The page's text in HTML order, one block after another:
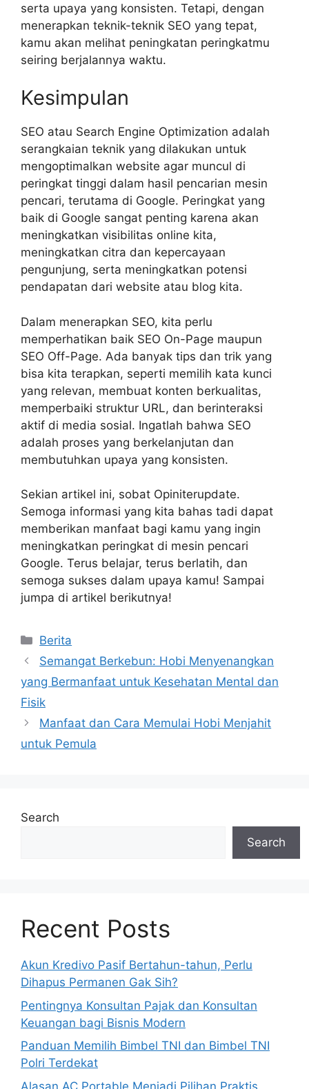
serta upaya yang konsisten. Tetapi, dengan
menerapkan teknik-teknik SEO yang tepat,
kamu akan melihat peningkatan peringkatmu
seiring berjalannya waktu.
Kesimpulan
SEO atau Search Engine Optimization adalah
serangkaian teknik yang dilakukan untuk
mengoptimalkan website agar muncul di
peringkat tinggi dalam hasil pencarian mesin
pencari, terutama di Google. Peringkat yang
baik di Google sangat penting karena akan
meningkatkan visibilitas online kita,
meningkatkan citra dan kepercayaan
pengunjung, serta meningkatkan potensi
pendapatan dari website atau blog kita.
Dalam menerapkan SEO, kita perlu
memperhatikan baik SEO On-Page maupun
SEO Off-Page. Ada banyak tips dan trik yang
bisa kita terapkan, seperti memilih kata kunci
yang relevan, membuat konten berkualitas,
memperbaiki struktur URL, dan berinteraksi
aktif di media sosial. Ingatlah bahwa SEO
adalah proses yang berkelanjutan dan
membutuhkan upaya yang konsisten.
Sekian artikel ini, sobat Opiniterupdate.
Semoga informasi yang kita bahas tadi dapat
memberikan manfaat bagi kamu yang ingin
meningkatkan peringkat di mesin pencari
Google. Terus belajar, terus berlatih, dan
semoga sukses dalam upaya kamu! Sampai
jumpa di artikel berikutnya!
Categories
Berita
Semangat Berkebun: Hobi Menyenangkan
yang Bermanfaat untuk Kesehatan Mental dan
Fisik
Manfaat dan Cara Memulai Hobi Menjahit
untuk Pemula
Search
Search
Recent Posts
Akun Kredivo Pasif Bertahun-tahun, Perlu
Dihapus Permanen Gak Sih?
Pentingnya Konsultan Pajak dan Konsultan
Keuangan bagi Bisnis Modern
Panduan Memilih Bimbel TNI dan Bimbel TNI
Polri Terdekat
Alasan AC Portable Menjadi Pilihan Praktis